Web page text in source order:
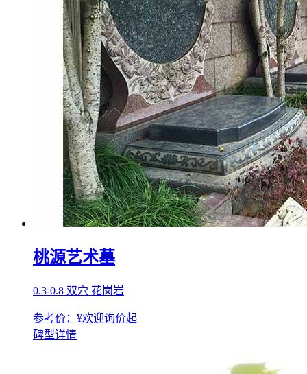
桃源艺术墓
0.3-0.8 双穴 花岗岩
参考价：¥欢迎询价起
碑型详情